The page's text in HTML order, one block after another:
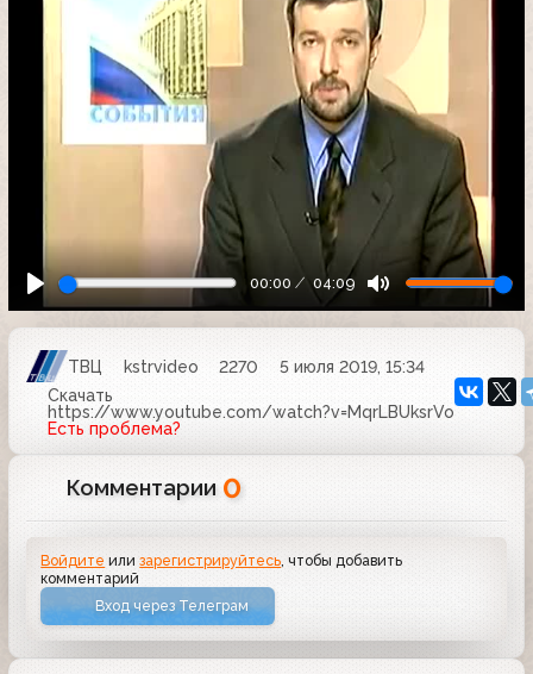
00:00 04:09
ТВЦ kstrvideo 2270
5 июля 2019, 15:34
Скачать
https://www.youtube.com/watch?v=MqrLBUksrVo
Есть проблема?
Комментарии 0
Войдите илизарегистрируйтесь, чтобы добавить
комментарий
Вход через Телеграм